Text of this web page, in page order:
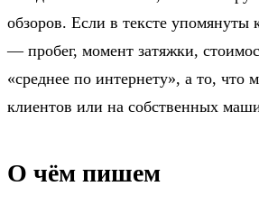
обзоров. Если в тексте
— пробег, момент затяжки,
«среднее по интернету», а то, что
клиентов или на собственных
О чём пишем